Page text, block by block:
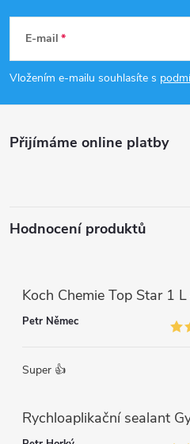
p
E-mail
Vložením e-mailu souhlasíte s
Přijímáme online platby
Hodnocení produktů
Petr Němec
Super 👍